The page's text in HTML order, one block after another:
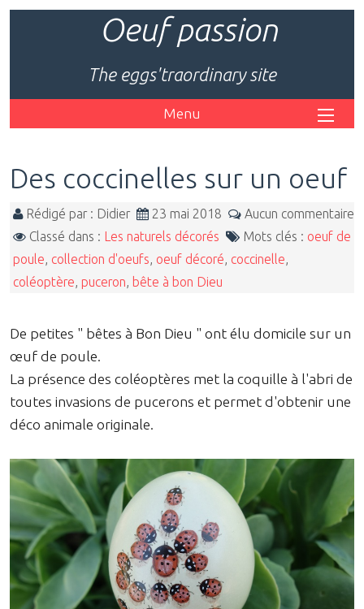
Oeuf passion
The eggs'traordinary site
Menu
Des coccinelles sur un oeuf
Rédigé par : Didier 23 mai 2018
Aucun commentaire
Classé dans : Les naturels décorés Mots clés : oeuf de
poule collection d'oeufs oeuf décoré coccinelle
coléoptère puceron bête à bon Dieu
De petites " bêtes à Bon Dieu " ont élu domicile sur un
œuf de poule.
La présence des coléoptères met la coquille à l'abri de
toutes invasions de pucerons et permet d'obtenir une
déco animale originale.